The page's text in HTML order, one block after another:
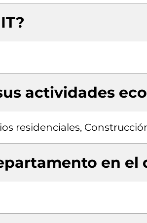
actividades
residenciales,
en el